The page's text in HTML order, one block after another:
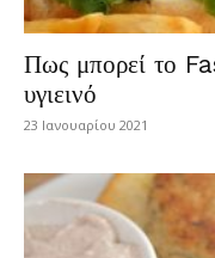
Πως μπορεί το
υγιεινό
23 Ιανουαρίου 2021